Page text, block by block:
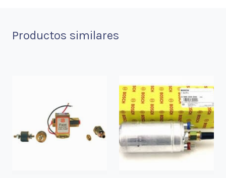
Productos similares